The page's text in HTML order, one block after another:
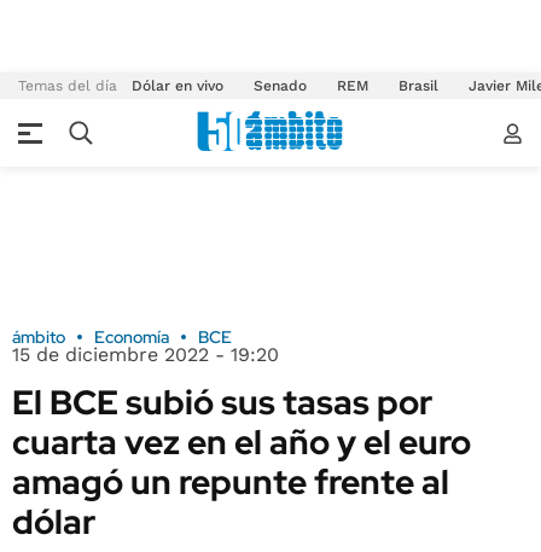
Temas del día Dólar en vivo Senado REM Brasil Javier
ámbito Economía BCE
15 de diciembre 2022 - 19:20
El BCE subió sus tasas por
cuarta vez en el año y el euro
amagó un repunte frente al
dólar